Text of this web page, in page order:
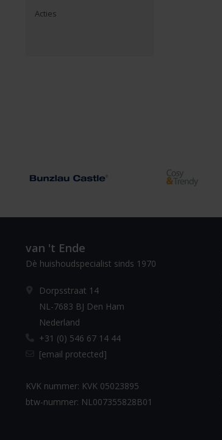
Acties
van 't Ende
Dè huishoudspecialist sinds 1970
Dorpsstraat 14
NL-7683 BJ Den Ham
Nederland
+31 (0) 546 67 14 44
[email protected]
KVK nummer: KVK 05023895
btw-nummer: NL007355828B01